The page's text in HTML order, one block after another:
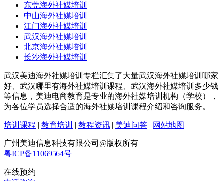
东莞海外社媒培训
中山海外社媒培训
江门海外社媒培训
武汉海外社媒培训
北京海外社媒培训
长沙海外社媒培训
武汉美迪海外社媒培训专栏汇集了大量武汉海外社媒培训哪家
好、武汉哪里有海外社媒培训课程、武汉海外社媒培训多少钱
等信息，美迪电商教育是专业的海外社媒培训机构（学校），
为各位学员选择合适的海外社媒培训课程介绍和咨询服务。
培训课程 | 教育培训 | 教程资讯 | 美迪问答 | 网站地图
广州美迪信息科技有限公司@版权所有
粤ICP备11069564号
在线预约